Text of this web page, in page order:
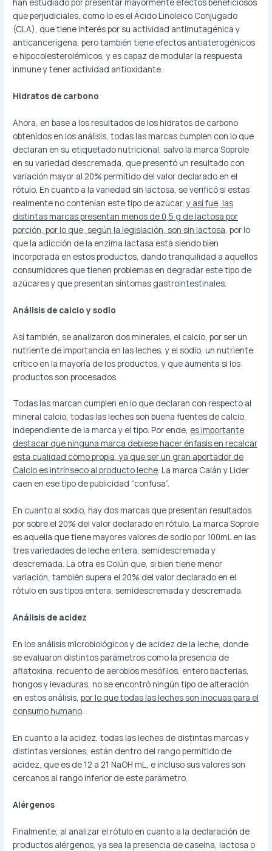
que perjudiciales, como lo es el Ácido Linoleico Conjugado
(CLA), que tiene interés por su actividad antimutagénica y
anticancerígena, pero también tiene efectos antiaterogénicos
e hipocolesterolémicos, y es capaz de modular la respuesta
inmune y tener actividad antioxidante.
Hidratos de carbono
Ahora, en base a los resultados de los hidratos de carbono
obtenidos en los análisis, todas las marcas cumplen con lo que
declaran en su etiquetado nutricional, salvo la marca Soprole
en su variedad descremada, que presentó un resultado con
variación mayor al 20% permitido del valor declarado en el
rótulo. En cuanto a la variedad sin lactosa, se verificó si estas
realmente no contenían este tipo de azúcar,y así fue, las
distintas marcas presentan menos de 0,5 g de lactosa por
porción, por lo que, según la legislación, son sin lactosa, por lo
que la adicción de la enzima lactasa está siendo bien
incorporada en estos productos, dando tranquilidad a aquellos
consumidores que tienen problemas en degradar este tipo de
azúcares y que presentan síntomas gastrointestinales.
Análisis de calcio y sodio
Así también, se analizaron dos minerales, el calcio, por ser un
nutriente de importancia en las leches, y el sodio, un nutriente
crítico en la mayoría de los productos, y que aumenta si los
productos son procesados.
Todas las marcan cumplen en lo que declaran con respecto al
mineral calcio, todas las leches son buena fuentes de calcio,
independiente de la marca y el tipo. Por ende, es importante
destacar que ninguna marca debiese hacer énfasis en recalcar
esta cualidad como propia, ya que ser un gran aportador de
Calcio es intrínseco al producto leche. La marca Calán y Lider
caen en ese tipo de publicidad “confusa”.
En cuanto al sodio, hay dos marcas que presentan resultados
por sobre el 20% del valor declarado en rótulo. La marca Soprole
es aquella que tiene mayores valores de sodio por 100mL en las
tres variedades de leche entera, semidescremada y
descremada. La otra es Colún que, si bien tiene menor
variación, también supera el 20% del valor declarado en el
rótulo en sus tipos entera, semidescremada y descremada.
Análisis de acidez
En los análisis microbiológicos y de acidez de la leche, donde
se evaluaron distintos parámetros como la presencia de
aflatoxina, recuento de aerobios mesófilos, entero bacterias,
hongos y levaduras, no se encontró ningún tipo de alteración
en estos análisis,por lo que todas las leches son inocuas para el
consumo humano.
En cuanto a la acidez, todas las leches de distintas marcas y
distintas versiones, están dentro del rango permitido de
acidez, que es de 12 a 21 NaOH mL, e incluso sus valores son
cercanos al rango inferior de este parámetro.
Alérgenos
Finalmente, al analizar el rótulo en cuanto a la declaración de
productos alérgenos, ya sea la presencia de caseína, lactosa o